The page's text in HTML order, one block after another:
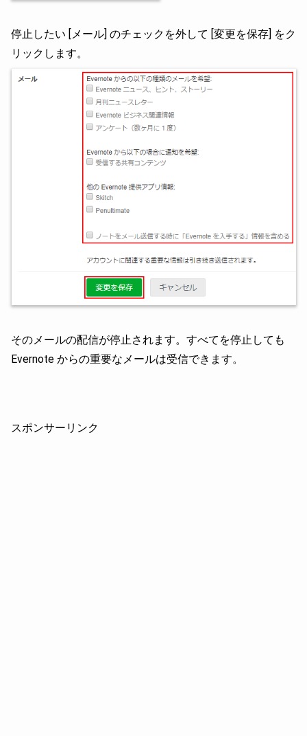
停止したい [メール] のチェックを外して [変更を保存] をク
リックします。
そのメールの配信が停止されます。すべてを停止しても
Evernote からの重要なメールは受信できます。
スポンサーリンク